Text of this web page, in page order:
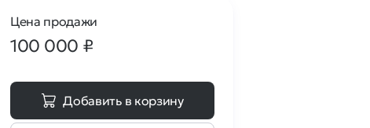
Цена продажи
100 000 ₽
Добавить в корзину